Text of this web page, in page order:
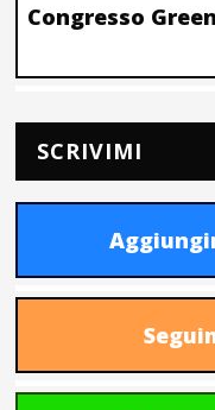
Congresso
SCRIVIMI